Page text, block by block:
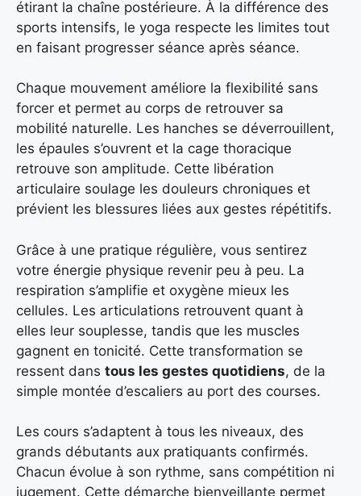
étirant la chaîne postérieure. À la différence des
sports intensifs, le yoga respecte les limites tout
en faisant progresser séance après séance.
Chaque mouvement améliore la flexibilité sans
forcer et permet au corps de retrouver sa
mobilité naturelle. Les hanches se déverrouillent,
les épaules s’ouvrent et la cage thoracique
retrouve son amplitude. Cette libération
articulaire soulage les douleurs chroniques et
prévient les blessures liées aux gestes répétitifs.
Grâce à une pratique régulière, vous sentirez
votre énergie physique revenir peu à peu. La
respiration s’amplifie et oxygène mieux les
cellules. Les articulations retrouvent quant à
elles leur souplesse, tandis que les muscles
gagnent en tonicité. Cette transformation se
ressent dans tous les gestes quotidiens, de la
simple montée d’escaliers au port des courses.
Les cours s’adaptent à tous les niveaux, des
grands débutants aux pratiquants confirmés.
Chacun évolue à son rythme, sans compétition ni
jugement. Cette démarche bienveillante permet